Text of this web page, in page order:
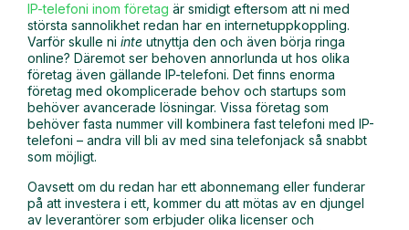
IP-telefoni inom företag är smidigt eftersom att ni med
största sannolikhet redan har en internetuppkoppling.
Varför skulle ni inte utnyttja den och även börja ringa
online? Däremot ser behoven annorlunda ut hos olika
företag även gällande IP-telefoni. Det finns enorma
företag med okomplicerade behov och startups som
behöver avancerade lösningar. Vissa företag som
behöver fasta nummer vill kombinera fast telefoni med IP-
telefoni – andra vill bli av med sina telefonjack så snabbt
som möjligt.
Oavsett om du redan har ett abonnemang eller funderar
på att investera i ett, kommer du att mötas av en djungel
av leverantörer som erbjuder olika licenser och